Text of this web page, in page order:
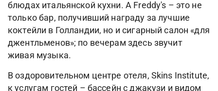
блюдах итальянской кухни. А Freddy's – это не
только бар, получивший награду за лучшие
коктейли в Голландии, но и сигарный салон «для
джентльменов»; по вечерам здесь звучит
живая музыка.
В оздоровительном центре отеля, Skins Institute,
к услугам гостей – бассейн с джакузи и видом